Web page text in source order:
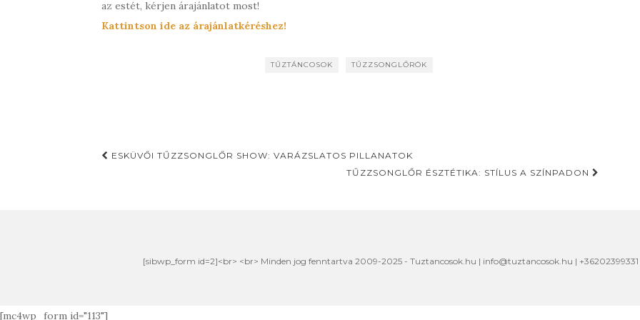
az estét, kérjen árajánlatot most!
Kattintson ide az árajánlatkéréshez!
TŰZTÁNCOSOK TŰZZSONGLŐRÖK
ESKÜVŐI TŰZZSONGLŐR SHOW: VARÁZSLATOS PILLANATOK
TŰZZSONGLŐR ÉSZTÉTIKA: STÍLUS A SZÍNPADON
[sibwp_form id=2]<br> <br> Minden jog fenntartva 2009-2025 - Tuztancosok.hu | info@tuztancosok.hu | +36202399331
[mc4wp_form id="113"]